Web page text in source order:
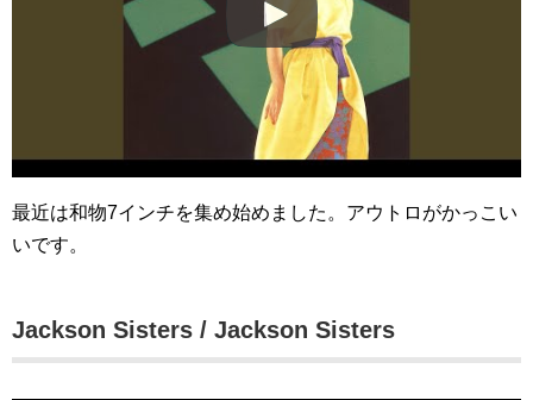
最近は和物7インチを集め始めました。アウトロがかっこい
いです。
Jackson Sisters / Jackson Sisters